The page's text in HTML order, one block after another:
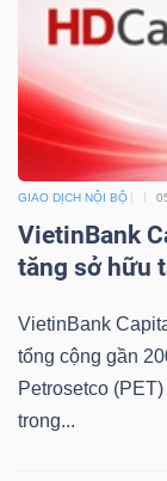
GIAO DỊCH NỘI BỘ
VietinBank
tăng sở hữu
VietinBank
tổng cộng gần
Petrosetco
trong...